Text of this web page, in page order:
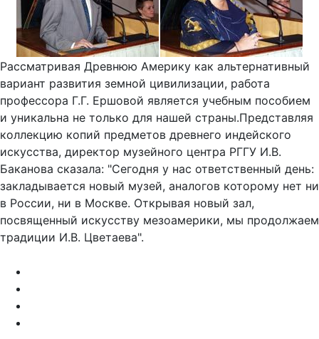
Рассматривая Древнюю Америку как альтернативный
вариант развития земной цивилизации, работа
профессора Г.Г. Ершовой является учебным пособием
и уникальна не только для нашей страны.Представляя
коллекцию копий предметов древнего индейского
искусства, директор музейного центра РГГУ И.В.
Баканова сказала: "Сегодня у нас ответственный день:
закладывается новый музей, аналогов которому нет ни
в России, ни в Москве. Открывая новый зал,
посвященный искусству мезоамерики, мы продолжаем
традиции И.В. Цветаева".